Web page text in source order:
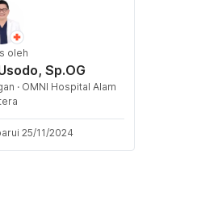
oleh
Sp.OG
· OMNI Hospital Alam
25/11/2024